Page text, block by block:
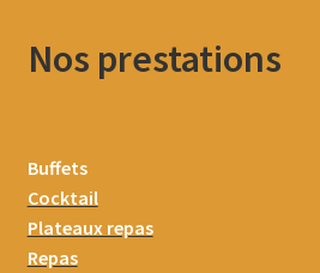
Nos prestations
Buffets
Cocktail
Plateaux repas
Repas